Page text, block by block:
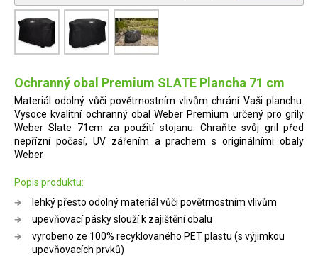
Ochranný obal Premium SLATE Plancha 71 cm
Materiál odolný vůči povětrnostním vlivům chrání Vaši planchu.
Vysoce kvalitní ochranný obal Weber Premium určený pro grily
Weber Slate 71cm za použití stojanu. Chraňte svůj gril před
nepřízní počasí, UV zářením a prachem s originálními obaly
Weber
Popis produktu:
lehký přesto odolný materiál vůči povětrnostním vlivům
upevňovací pásky slouží k zajištění obalu
vyrobeno ze 100% recyklovaného PET plastu (s výjimkou
upevňovacích prvků)